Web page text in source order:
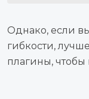
Однако, если
гибкости,
плагины,